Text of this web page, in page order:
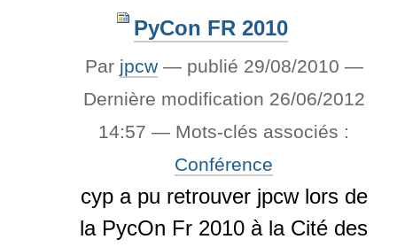
PyCon FR 2010
Par jpcw — publié 29/08/2010 —
Dernière modification 26/06/2012
14:57— Mots-clés associés :
Conférence
cyp a pu retrouver jpcw lors de
la PycOn Fr 2010 à la Cité des